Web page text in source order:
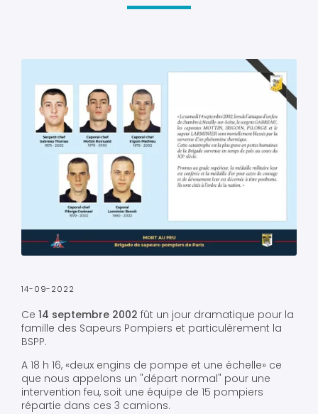
14-09-2022
Ce 14 septembre 2002 fût un jour dramatique pour la
famille des Sapeurs Pompiers et particulèrement la
BSPP.
A 18 h 16, «deux engins de pompe et une échelle» ce
que nous appelons un "départ normal" pour une
intervention feu, soit une équipe de 15 pompiers
répartie dans ces 3 camions.